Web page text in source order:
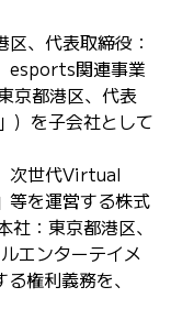
、代表取締役：
esports関連事業
京都港区、代表
）を子会社として
次世代Virtual
等を運営する株式
：東京都港区、
エンターテイメ
権利義務を、